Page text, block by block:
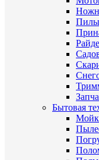
Пилы
Бытовая